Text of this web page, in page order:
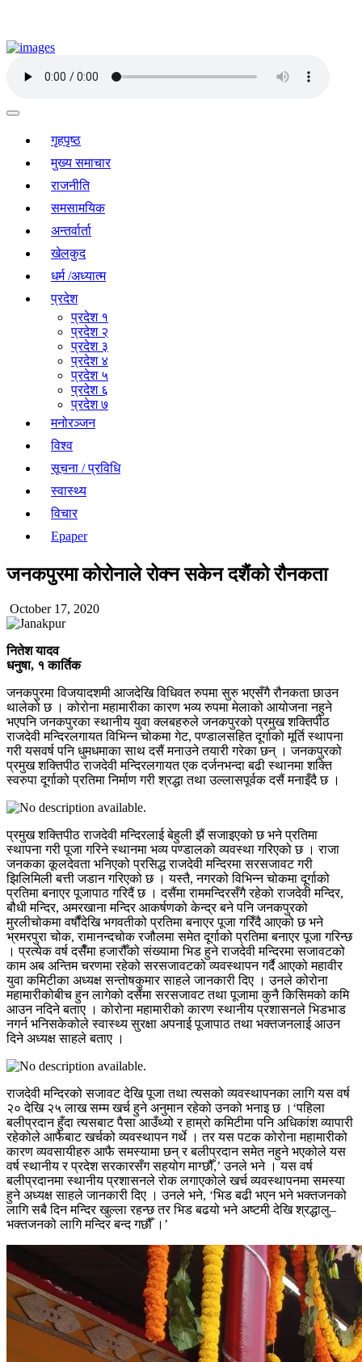
गृहपृष्ठ
मुख्य समाचार
राजनीति
समसामयिक
अन्तर्वार्ता
खेलकुद
धर्म /अध्यात्म
प्रदेश
प्रदेश १
प्रदेश २
प्रदेश ३
प्रदेश ४
प्रदेश ५
प्रदेश ६
प्रदेश ७
मनोरञ्जन
विश्व
सूचना / प्रविधि
स्वास्थ्य
विचार
Epaper
जनकपुरमा कोरोनाले रोक्न सकेन दशैंंको रौनकता
October 17, 2020
नितेश यादव
धनुषा, १ कार्तिक
जनकपुरमा विजयादशमी आजदेखि विधिवत रुपमा सुरु भएसँगै रौनकता छाउन
थालेको छ । कोरोना महामारीका कारण भव्य रुपमा मेलाको आयोजना नहुने
भएपनि जनकपुरका स्थानीय युवा क्लबहरुले जनकपुरको प्रमुख शक्तिपीठ
राजदेवी मन्दिरलगायत विभिन्न चोकमा गेट, पण्डालसहित दूर्गाको मूर्ति स्थापना
गरी यसवर्ष पनि धुमधमाका साथ दसैं मनाउने तयारी गरेका छन् । जनकपुरको
प्रमुख शक्तिपीठ राजदेवी मन्दिरलगायत एक दर्जनभन्दा बढी स्थानमा शक्ति
स्वरुपा दूर्गाको प्रतिमा निर्माण गरी श्रद्धा तथा उल्लासपूर्वक दसैं मनाइँदै छ ।
प्रमुख शक्तिपीठ राजदेवी मन्दिरलाई बेहुली झैं सजाइएको छ भने प्रतिमा
स्थापना गरी पूजा गरिने स्थानमा भव्य पण्डालको व्यवस्था गरिएको छ । राजा
जनकका कूलदेवता भनिएको प्रसिद्ध राजदेवी मन्दिरमा सरसजावट गरी
झिलिमिली बत्ती जडान गरिएको छ । यस्तै, नगरको विभिन्न चोकमा दूर्गाको
प्रतिमा बनाएर पूजापाठ गरिदैं छ । दसैंमा राममन्दिरसँगै रहेको राजदेवी मन्दिर,
बौधी मन्दिर, अमरखाना मन्दिर आकर्षणको केन्द्र बने पनि जनकपुरको
मुरलीचोकमा वर्षौंदेखि भगवतीको प्रतिमा बनाएर पूजा गरिँदै आएको छ भने
भ्रमरपुरा चोक, रामानन्दचोक रजौलमा समेत दूर्गाको प्रतिमा बनाएर पूजा गरिन्छ
। प्रत्येक वर्ष दसैँमा हजारौँको संख्यामा भिड हुने राजदेवी मन्दिरमा सजावटको
काम अब अन्तिम चरणमा रहेको सरसजावटको व्यवस्थापन गर्दै आएको महावीर
युवा कमिटीका अध्यक्ष सन्तोषकुमार साहले जानकारी दिए । उनले कोरोना
महामारीकोबीच हुन लागेको दसैंमा सरसजावट तथा पूजामा कुनै किसिमको कमि
आउन नदिने बताए । कोरोना महामारीको कारण स्थानीय प्रशासनले भिडभाड
नगर्न भनिसकेकोले स्वास्थ्य सुरक्षा अपनाई पूजापाठ तथा भक्तजनलाई आउन
दिने अध्यक्ष साहले बताए ।
राजदेवी मन्दिरको सजावट देखि पूजा तथा त्यसको व्यवस्थापनका लागि यस वर्ष
२० देखि २५ लाख सम्म खर्च हुने अनुमान रहेको उनको भनाइ छ ।‘पहिला
बलीप्रदान हुँदा त्यसबाट पैसा आउँथ्यो र हाम्रो कमिटीमा पनि अधिकांश व्यापारी
रहेकोले आफैबाट खर्चको व्यवस्थापन गर्थे । तर यस पटक कोरोना महामारीको
कारण व्यवसायीहरु आफै समस्यामा छन् र बलीप्रदान समेत नहुने भएकोले यस
वर्ष स्थानीय र प्रदेश सरकारसँग सहयोग माग्छौँ,’ उनले भने । यस वर्ष
बलीप्रदानमा स्थानीय प्रशासनले रोक लगाएकोले खर्च व्यवस्थापनमा समस्या
हुने अध्यक्ष साहले जानकारी दिए । उनले भने, ‘भिड बढी भएन भने भक्तजनको
लागि सबै दिन मन्दिर खुल्ला रहन्छ तर भिड बढयो भने अष्टमी देखि श्रद्धालु–
भक्तजनको लागि मन्दिर बन्द गछौँ ।’